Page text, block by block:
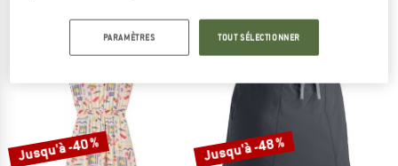
3,0(2) 5,0
Jusqu'à -40 % Jusqu'à -48 %
PARAMÈTRES TOUT SÉLECTIONNER